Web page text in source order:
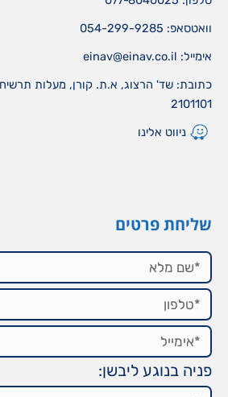
וואטסאפ: 054-299-9285
אימייל: einav@einav.co.il
2101101
ניווט אלינו
שליחת פרטים
פניה בנוגע ליבשן: